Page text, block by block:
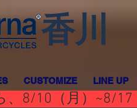
香川
CUSTOMIZE LINE UP
、8/10（月）~8/